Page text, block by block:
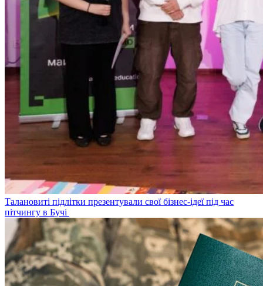
Талановиті підлітки презентували свої бізнес-ідеї під час
пітчингу в Бучі